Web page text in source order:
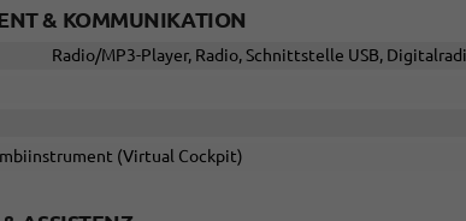
& KOMMUNIKATION
Radio/MP3-Player, Radio, Schnittstelle USB,
(Virtual Cockpit)